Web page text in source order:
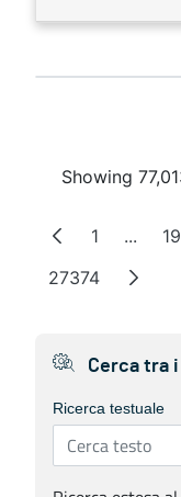
Showing
Page
1 ...
Page
27374
Cerca tra
Ricerca testuale